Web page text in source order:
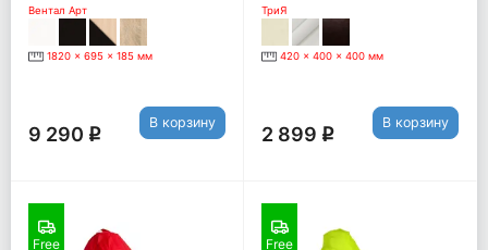
Вентал Арт
1820 x 695 x 185 мм
9 290 q
В корзину
ТриЯ
420 x 400 x 400 мм
2 899 q
В корзину
Free Free